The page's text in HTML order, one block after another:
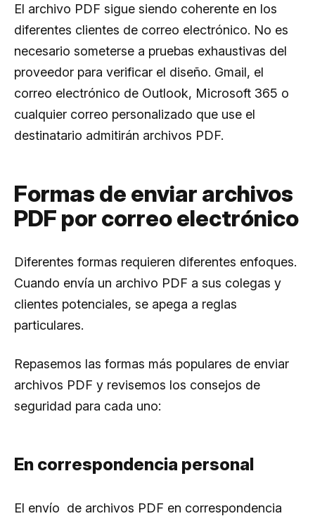
El archivo PDF sigue siendo coherente en los
diferentes clientes de correo electrónico. No es
necesario someterse a pruebas exhaustivas del
proveedor para verificar el diseño. Gmail, el
correo electrónico de Outlook, Microsoft 365 o
cualquier correo personalizado que use el
destinatario admitirán archivos PDF.
Formas de enviar archivos
PDF por correo electrónico
Diferentes formas requieren diferentes enfoques.
Cuando envía un archivo PDF a sus colegas y
clientes potenciales, se apega a reglas
particulares.
Repasemos las formas más populares de enviar
archivos PDF y revisemos los consejos de
seguridad para cada uno:
En correspondencia personal
El envío de archivos PDF en correspondencia